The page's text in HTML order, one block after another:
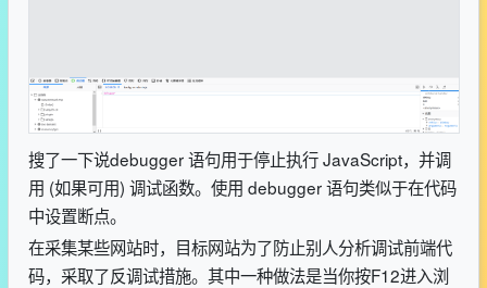
搜了一下说debugger 语句用于停止执行 JavaScript，并调
用 (如果可用) 调试函数。使用 debugger 语句类似于在代码
中设置断点。
在采集某些网站时，目标网站为了防止别人分析调试前端代
码，采取了反调试措施。其中一种做法是当你按F12进入浏